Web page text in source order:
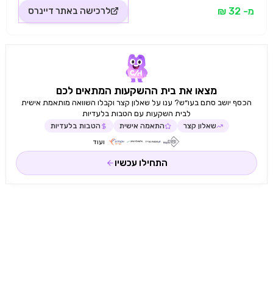
מ- 32 ₪
לרכישה באתר דיינרס
מצאו את בית ההשקעות המתאים לכם
הכסף יושב סתם בעו״ש? ענו על שאלון קצר וקבלו השוואה מותאמת אישית
לבית השקעות עם הטבות בלעדיות
שאלון קצר התאמה אישית הטבות בלעדיות
ועוד
התחילו עכשיו